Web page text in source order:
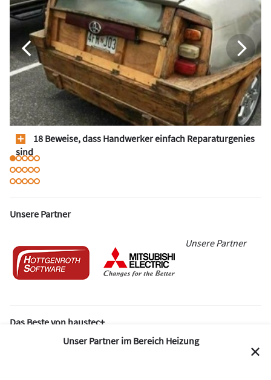
18 Beweise, dass Handwerker einfach Reparaturgenies
sind
Unsere Partner
Unsere Partner
Das Beste von haustec+
Unser Partner im Bereich Heizung
✕